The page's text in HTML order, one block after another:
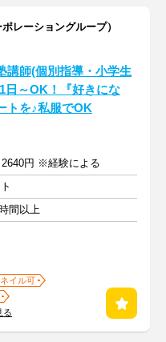
レーショングループ）
講師(個別指導・小学生
日～OK！『好きにな
トを♪私服でOK
2640円 ※経験による
間以上
ネイル可
る